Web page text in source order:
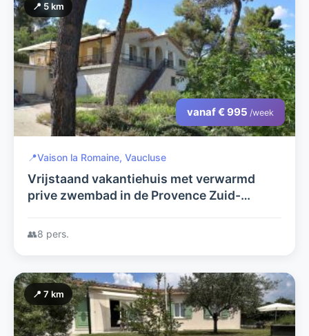
📍 5 km
vanaf € 995 /week
📍Vaison la Romaine, Vaucluse
Vrijstaand vakantiehuis met verwarmd
prive zwembad in de Provence Zuid-
👥8 pers.
📍 7 km